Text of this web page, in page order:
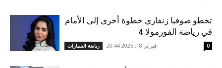
تخطو صوفيا زنفاري خطوة أخرى إلى الأمام
في رياضة الفورمولا 4
رياضة السيارات فبراير 18, 2025 20:44 0